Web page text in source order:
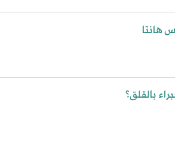
هانتا
بالقلق؟